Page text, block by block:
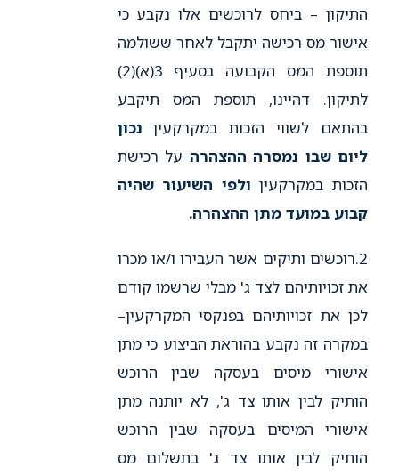
התיקון – ביחס לרוכשים אלו נקבע כי
אישור מס רכישה יתקבל לאחר ששולמה
תוספת המס הקבועה בסעיף 3(א)(2)
לתיקון. דהיינו, תוספת המס תיקבע
בהתאם לשווי הזכות במקרקעין נכון
ליום שבו נמסרה ההצהרה על רכישת
הזכות במקרקעין ולפי השיעור שהיה
קבוע במועד מתן ההצהרה.
2.רוכשים ותיקים אשר העבירו ו/או מכרו
את זכויותיהם לצד ג' מבלי שרשמו קודם
לכן את זכויותיהם בפנקסי המקרקעין–
במקרה זה נקבע בהוראת הביצוע כי מתן
אישורי מיסים בעסקה שבין הרוכש
הותיק לבין אותו צד ג', לא יותנה מתן
אישורי המיסים בעסקה שבין הרוכש
הותיק לבין אותו צד ג' בתשלום מס